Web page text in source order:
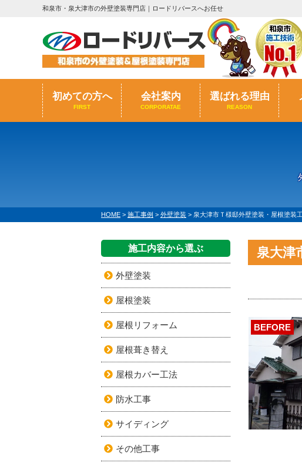
和泉市・泉大津市の外壁塗装専門店｜ロードリバースへお任せ
初めての方へ
FIRST
会社案内
CORPORATAE
選ばれる理由
REASON
HOME > 施工事例 > 外壁塗装 > 泉大津市Ｔ様邸外壁塗装・屋根塗
泉大津
BEFORE
施工内容から選ぶ
外壁塗装
屋根塗装
屋根リフォーム
屋根葺き替え
屋根カバー工法
防水工事
サイディング
その他工事